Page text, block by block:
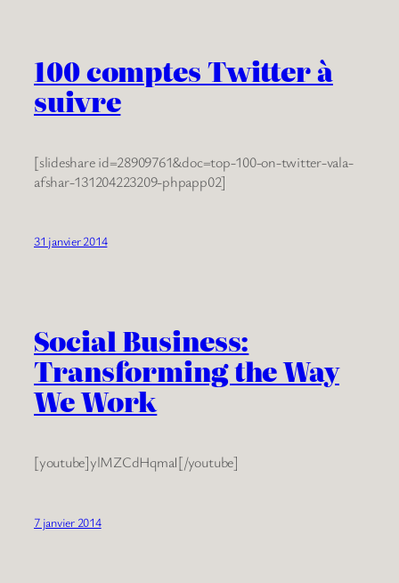
100 comptes Twitter à
suivre
[slideshare id=28909761&doc=top-100-on-twitter-vala-
afshar-131204223209-phpapp02]
31 janvier 2014
Social Business:
Transforming the Way
We Work
[youtube]ylMZCdHqmaI[/youtube]
7 janvier 2014